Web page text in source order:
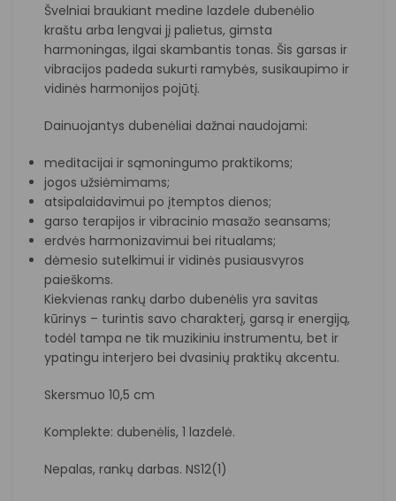
Švelniai braukiant medine lazdele dubenėlio
kraštu arba lengvai jį palietus, gimsta
harmoningas, ilgai skambantis tonas. Šis garsas ir
vibracijos padeda sukurti ramybės, susikaupimo ir
vidinės harmonijos pojūtį.
Dainuojantys dubenėliai dažnai naudojami:
meditacijai ir sąmoningumo praktikoms;
jogos užsiėmimams;
atsipalaidavimui po įtemptos dienos;
garso terapijos ir vibracinio masažo seansams;
erdvės harmonizavimui bei ritualams;
dėmesio sutelkimui ir vidinės pusiausvyros
paieškoms.
Kiekvienas rankų darbo dubenėlis yra savitas
kūrinys – turintis savo charakterį, garsą ir energiją,
todėl tampa ne tik muzikiniu instrumentu, bet ir
ypatingu interjero bei dvasinių praktikų akcentu.
Skersmuo 10,5 cm
Komplekte: dubenėlis, 1 lazdelė.
Nepalas, rankų darbas. NS12(1)